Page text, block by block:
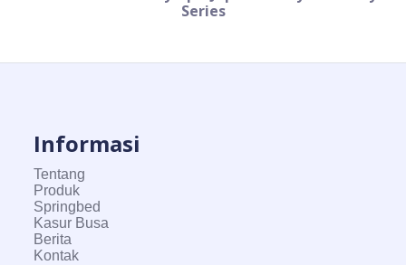
Series
Informasi
Tentang
Produk
Springbed
Kasur Busa
Berita
Kontak